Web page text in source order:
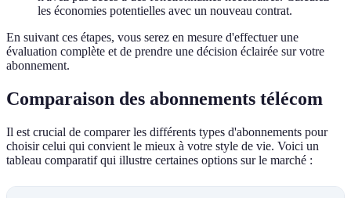
les économies potentielles avec un nouveau contrat.
En suivant ces étapes, vous serez en mesure d'effectuer une
évaluation complète et de prendre une décision éclairée sur votre
abonnement.
Comparaison des abonnements télécom
Il est crucial de comparer les différents types d'abonnements pour
choisir celui qui convient le mieux à votre style de vie. Voici un
tableau comparatif qui illustre certaines options sur le marché :